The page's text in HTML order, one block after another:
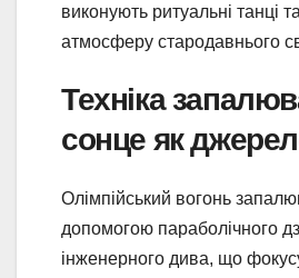
виконують ритуальні танці
атмосферу стародавнього
Техніка
сонце як
Олімпійський вогонь
допомогою параболічного
інженерного дива, що